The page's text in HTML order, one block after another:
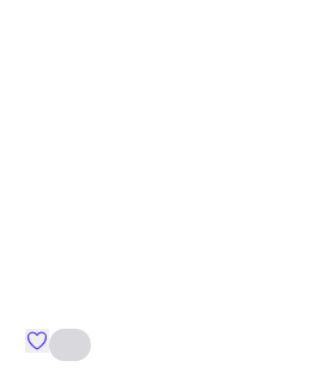
Favorit SNURK